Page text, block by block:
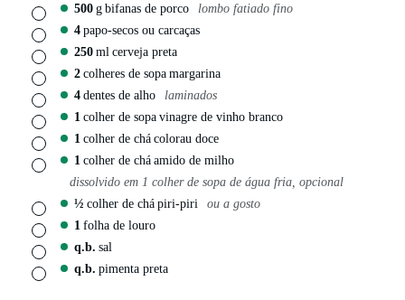
▢ 500gbifanas de porco lombo fatiado fino
▢ 4papo-secos ou carcaças
▢ 250mlcerveja preta
▢ 2colheres de sopamargarina
▢ 4dentes de alho laminados
▢ 1colher de sopavinagre de vinho branco
▢ 1colher de chácolorau doce
▢ 1colher de cháamido de milho
dissolvido em 1 colher de sopa de água fria, opcional
▢ ½ colher de chápiri-piri ou a gosto
▢ 1folha de louro
▢ q.b. sal
▢ q.b. pimenta preta